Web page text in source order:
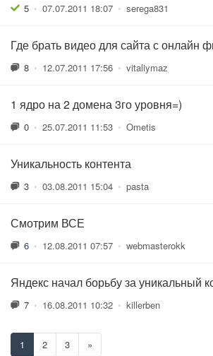
5 • 07.07.2011 18:07 • serega831
Где брать видео для сайта с онлайн
8 • 12.07.2011 17:56 • vitaliymaz
1 ядро на 2 домена 3го уровня=)
0 • 25.07.2011 11:53 • Ometis
Уникальность контента
3 • 03.08.2011 15:04 • pasta
Смотрим ВСЕ
6 • 12.08.2011 07:57 • webmasterokk
Яндекс начал борьбу за уникальный
7 • 16.08.2011 10:32 • killerben
1 2 3 »